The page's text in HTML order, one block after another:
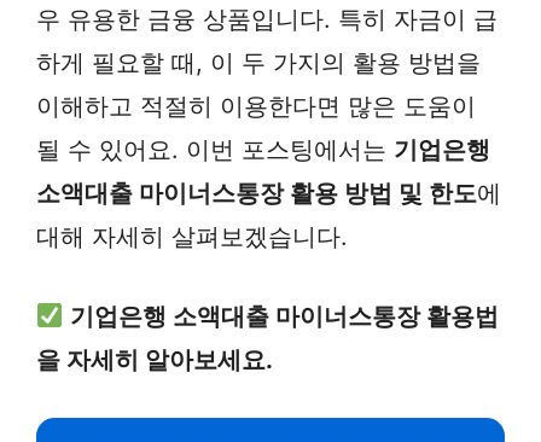
우 유용한 금융 상품입니다. 특히 자금이 급
하게 필요할 때, 이 두 가지의 활용 방법을
이해하고 적절히 이용한다면 많은 도움이
될 수 있어요. 이번 포스팅에서는 기업은행
소액대출 마이너스통장 활용 방법 및 한도에
대해 자세히 살펴보겠습니다.
기업은행 소액대출 마이너스통장 활용법
을 자세히 알아보세요.